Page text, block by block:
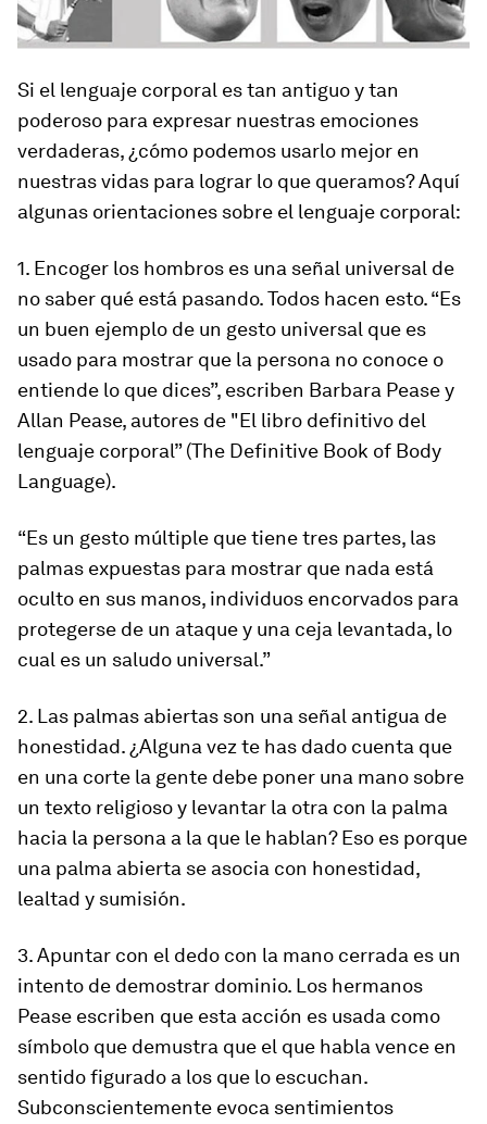
Si el lenguaje corporal es tan antiguo y tan
poderoso para expresar nuestras emociones
verdaderas, ¿cómo podemos usarlo mejor en
nuestras vidas para lograr lo que queramos? Aquí
algunas orientaciones sobre el lenguaje corporal:
1. Encoger los hombros es una señal universal de
no saber qué está pasando. Todos hacen esto. “Es
un buen ejemplo de un gesto universal que es
usado para mostrar que la persona no conoce o
entiende lo que dices”, escriben Barbara Pease y
Allan Pease, autores de "El libro definitivo del
lenguaje corporal” (The Definitive Book of Body
Language).
“Es un gesto múltiple que tiene tres partes, las
palmas expuestas para mostrar que nada está
oculto en sus manos, individuos encorvados para
protegerse de un ataque y una ceja levantada, lo
cual es un saludo universal.”
2. Las palmas abiertas son una señal antigua de
honestidad. ¿Alguna vez te has dado cuenta que
en una corte la gente debe poner una mano sobre
un texto religioso y levantar la otra con la palma
hacia la persona a la que le hablan? Eso es porque
una palma abierta se asocia con honestidad,
lealtad y sumisión.
3. Apuntar con el dedo con la mano cerrada es un
intento de demostrar dominio. Los hermanos
Pease escriben que esta acción es usada como
símbolo que demustra que el que habla vence en
sentido figurado a los que lo escuchan.
Subconscientemente evoca sentimientos